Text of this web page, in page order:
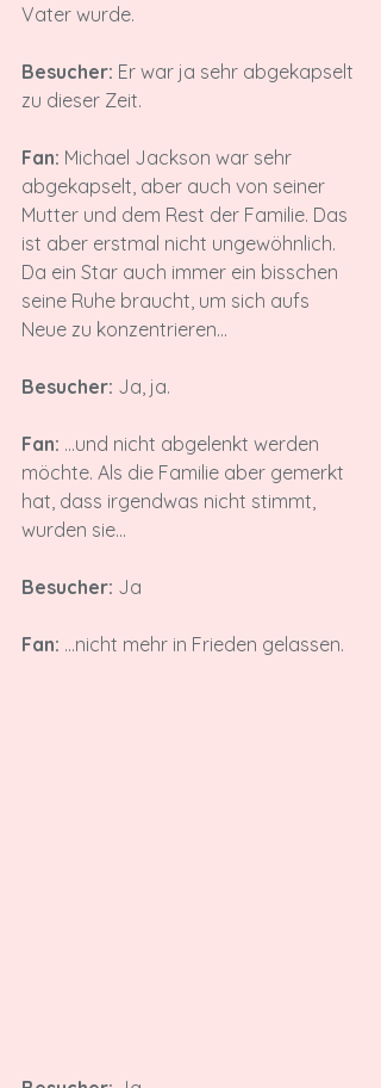
Vater wurde.
Besucher: Er war ja sehr abgekapselt
zu dieser Zeit.
Fan: Michael Jackson war sehr
abgekapselt, aber auch von seiner
Mutter und dem Rest der Familie. Das
ist aber erstmal nicht ungewöhnlich.
Da ein Star auch immer ein bisschen
seine Ruhe braucht, um sich aufs
Neue zu konzentrieren...
Besucher: Ja, ja.
Fan: ...und nicht abgelenkt werden
möchte. Als die Familie aber gemerkt
hat, dass irgendwas nicht stimmt,
wurden sie...
Besucher: Ja
Fan: ...nicht mehr in Frieden gelassen.